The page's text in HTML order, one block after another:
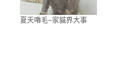
夏天嚕毛~家貓界大事